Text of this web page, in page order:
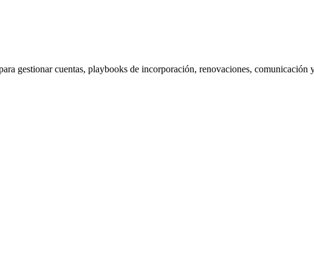
gestionar cuentas, playbooks de incorporación, renovaciones,